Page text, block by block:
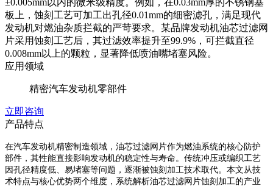
板上，蚀刻工艺可加工出孔径0.01mm的细密滤孔，满足现代
发动机对燃油杂质拦截的严苛要求。某品牌发动机油芯过滤网
片采用蚀刻工艺后，其过滤效率提升至99.9%，可拦截直径
0.008mm以上的颗粒，显著降低喷油嘴堵塞风险。
应用领域
精密汽车发动机零部件
立即咨询
产品特点
在汽车发动机精密制造领域，油芯过滤网片作为燃油系统的核心防护
部件，其性能直接影响发动机的稳定性与寿命。传统冲压或编织工艺
因孔径精度低、易堵塞等问题，逐渐被蚀刻加工技术取代。本文从技
术特点与核心优势两个维度，系统解析油芯过滤网片蚀刻加工的产业